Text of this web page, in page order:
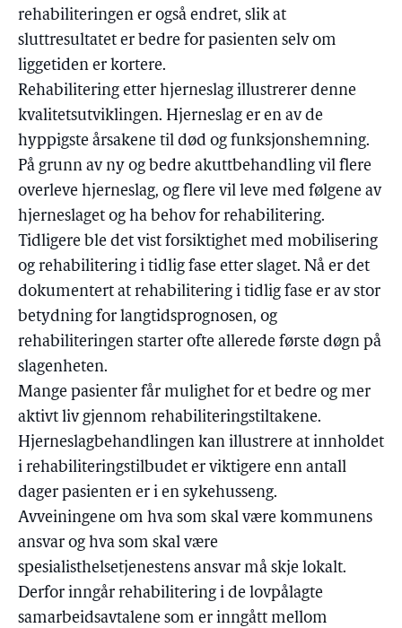
rehabiliteringen er også endret, slik at
sluttresultatet er bedre for pasienten selv om
liggetiden er kortere.
Rehabilitering etter hjerneslag illustrerer denne
kvalitetsutviklingen. Hjerneslag er en av de
hyppigste årsakene til død og funksjonshemning.
På grunn av ny og bedre akuttbehandling vil flere
overleve hjerneslag, og flere vil leve med følgene av
hjerneslaget og ha behov for rehabilitering.
Tidligere ble det vist forsiktighet med mobilisering
og rehabilitering i tidlig fase etter slaget. Nå er det
dokumentert at rehabilitering i tidlig fase er av stor
betydning for langtidsprognosen, og
rehabiliteringen starter ofte allerede første døgn på
slagenheten.
Mange pasienter får mulighet for et bedre og mer
aktivt liv gjennom rehabiliteringstiltakene.
Hjerneslagbehandlingen kan illustrere at innholdet
i rehabiliteringstilbudet er viktigere enn antall
dager pasienten er i en sykehusseng.
Avveiningene om hva som skal være kommunens
ansvar og hva som skal være
spesialisthelsetjenestens ansvar må skje lokalt.
Derfor inngår rehabilitering i de lovpålagte
samarbeidsavtalene som er inngått mellom